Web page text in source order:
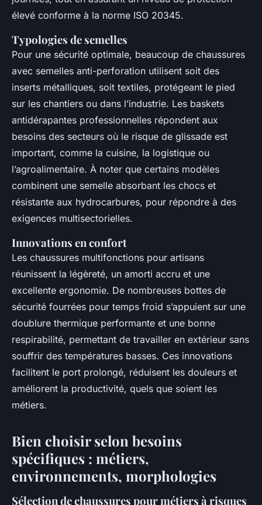
élevé conforme à la norme ISO 20345.
Typologies de semelles
Pour une sécurité optimale, beaucoup de chaussures
avec semelles anti-perforation utilisent soit des
inserts métalliques, soit textiles, protégeant le pied
sur les chantiers ou dans l’industrie. Les baskets
antidérapantes professionnelles répondent aux
besoins des secteurs où le risque de glissade est
important, comme la cuisine, la logistique ou
l’agroalimentaire. À noter que certains modèles
combinent une semelle absorbant les chocs et
résistante aux hydrocarbures, pour répondre à des
exigences multisectorielles.
Innovations en confort
Les chaussures multifonctions pour artisans
réunissent la légèreté, un amorti accru et une
excellente ergonomie. De nombreuses bottes de
sécurité fourrées pour temps froid s’appuient sur une
doublure thermique performante et une bonne
respirabilité, permettant de travailler en extérieur sans
souffrir des températures basses. Ces innovations
facilitent le port prolongé, réduisent les douleurs et
améliorent la productivité, quels que soient les
métiers.
Bien choisir selon besoins
spécifiques : métiers,
environnements, morphologies
Sélection de chaussures pour métiers à risques